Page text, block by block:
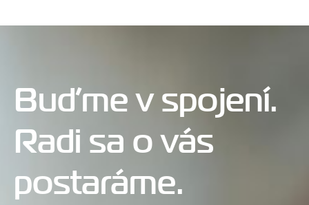
Buďme v spojení.
Radi sa o vás
postaráme.